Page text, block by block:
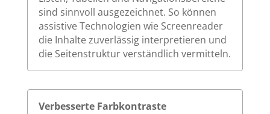
sind sinnvoll ausgezeichnet. So können
assistive Technologien wie Screenreader
die Inhalte zuverlässig interpretieren und
die Seitenstruktur verständlich vermitteln.
Verbesserte Farbkontraste